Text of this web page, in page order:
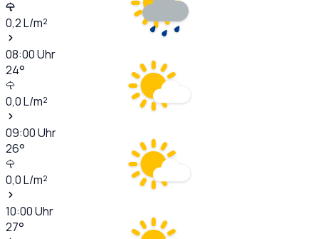
0,2L/m²
08:00Uhr
24°
0,0L/m²
09:00Uhr
26°
0,0L/m²
10:00Uhr
27°